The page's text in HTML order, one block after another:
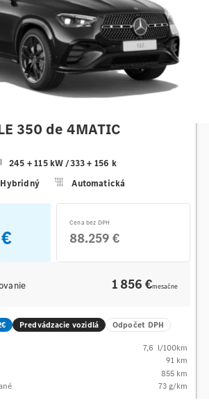
350 de 4MATIC
245 + 115 kW/333 + 156 k
Hybridný
Automatická
Cena bez DPH
88.259 €
1 856 €mesačne
Predvádzacie vozidlá Odpočet DPH
7,6 l/100km
91 km
855 km
73g/km